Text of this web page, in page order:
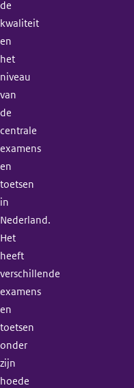
de
kwaliteit
en
het
niveau
van
de
centrale
examens
en
toetsen
in
Nederland.
Het
heeft
verschillende
examens
en
toetsen
onder
zijn
hoede